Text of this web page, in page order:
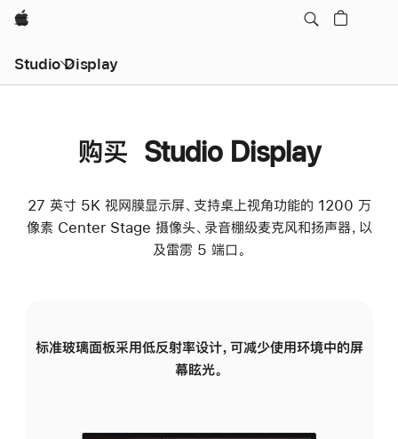
Apple
Studio Display
购买 Studio Display
27 英寸 5K 视网膜显示屏、支持桌上视角功能的 1200 万
像素 Center Stage 摄像头、录音棚级麦克风和扬声器，以
及雷雳 5 端口。
标准玻璃面板采用低反射率设计，可减少使用环境中的屏
幕眩光。